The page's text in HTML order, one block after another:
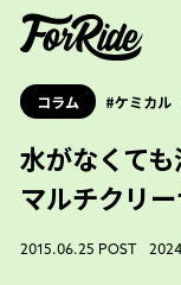
コラム ケミカル
水がなくて
マルチクリ
2015.06.25 POST